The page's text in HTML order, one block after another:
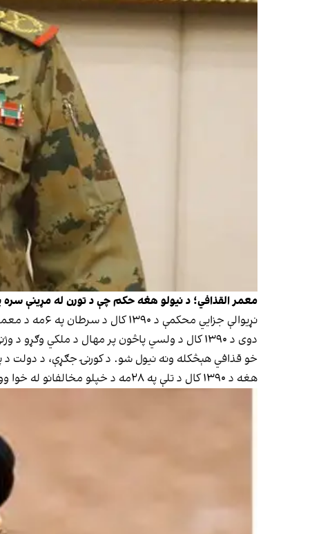
معمر القذافي؛ د نیولو هغه حکم چې د تورن له مړینې سره
نړیوالې جزايي محکمې د ۱۳۹۰ کال د سرطان په ۶مه د معمر القذافي، د هغه د زوی سیف الاسلام قذافي او د لیبیا د استخباراتو د مشر عبدالله السنوسي د نیولو حکم صادر کړ.
دوی د ۱۳۹۰ کال د ولسي پاڅون پر مهال د ملکي وګړو د وژنې او ځورونې په تور د بشریت ضد جرمونو باندې تورن شوي وو.
خو قذافي هېڅکله ونه نیول شو. د کورنۍ جګړې، د دولت
هغه د ۱۳۹۰ کال د تلې په ۲۸مه د خپلو مخالفانو له خوا ووژل شو او محکمې یې وروسته دوسیه وتړله.